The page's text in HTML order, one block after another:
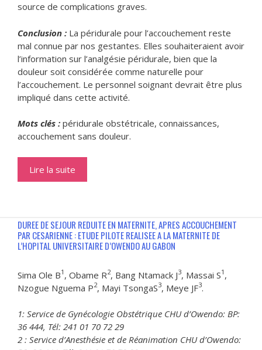
source de complications graves.
Conclusion : La péridurale pour l’accouchement reste
mal connue par nos gestantes. Elles souhaiteraient avoir
l’information sur l’analgésie péridurale, bien que la
douleur soit considérée comme naturelle pour
l’accouchement. Le personnel soignant devrait être plus
impliqué dans cette activité.
Mots clés : péridurale obstétricale, connaissances,
accouchement sans douleur.
Lire la suite
DUREE DE SEJOUR REDUITE EN MATERNITE, APRES ACCOUCHEMENT
PAR CESARIENNE : ETUDE PILOTE REALISEE A LA MATERNITE DE
L’HOPITAL UNIVERSITAIRE D’OWENDO AU GABON
Sima Ole B1 , Obame R2, Bang Ntamack J3, Massai S1 ,
Nzogue Nguema P2, Mayi TsongaS3, Meye JF3.
1: Service de Gynécologie Obstétrique CHU d’Owendo: BP:
36 444, Tél: 241 01 70 72 29
2 : Service d’Anesthésie et de Réanimation CHU d’Owendo: